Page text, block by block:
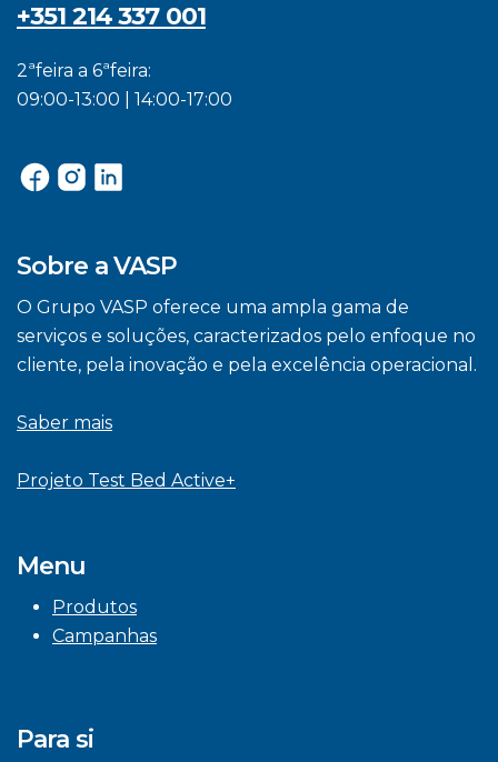
+351 214 337 001
2ªfeira a 6ªfeira:
09:00-13:00 | 14:00-17:00
Sobre a VASP
O Grupo VASP oferece uma ampla gama de
serviços e soluções, caracterizados pelo enfoque no
cliente, pela inovação e pela excelência operacional.
Saber mais
Projeto Test Bed Active+
Menu
Produtos
Campanhas
Para si